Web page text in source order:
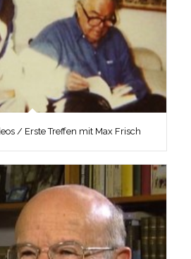
/ Erste Treffen mit Max Frisch